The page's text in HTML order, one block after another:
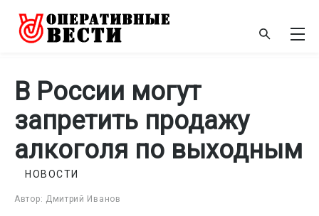
В России могут
запретить продажу
алкоголя по выходным
Автор: Дмитрий Иванов
НОВОСТИ